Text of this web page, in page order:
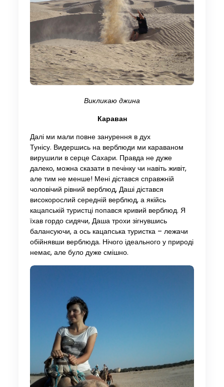
Викликаю джина
Караван
Далі ми мали повне занурення в дух
Тунісу. Видершись на верблюди ми караваном
вирушили в серце Сахари. Правда не дуже
далеко, можна сказати в печінку чи навіть живіт,
але тим не менше! Мені дістався справжній
чоловічий рівний верблюд, Даші дістався
високорослий середній верблюд, а якійсь
кацапській туристці попався кривий верблюд. Я
їхав гордо сидячи, Даша трохи зігнувшись
балансуючи, а ось кацапська туристка – лежачи
обійнявши верблюда. Нічого ідеального у природі
немає, але було дуже смішно.